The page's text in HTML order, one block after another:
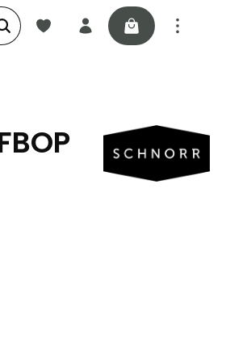
Du hast 0 Produkte auf dem
Warenkorb